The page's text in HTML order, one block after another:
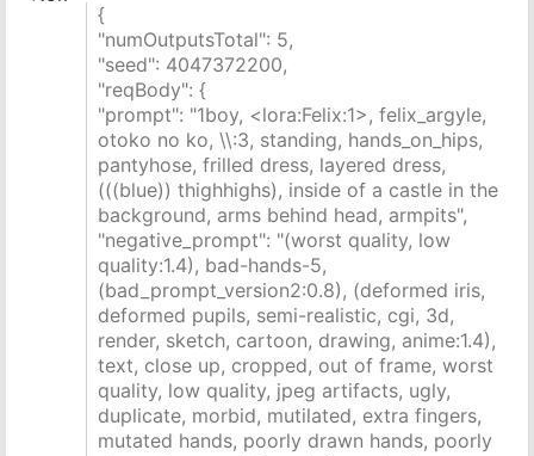
{
"numOutputsTotal": 5,
"seed": 4047372200,
"reqBody": {
"prompt": "1boy, <lora:Felix:1>, felix_argyle,
otoko no ko, \\:3, standing, hands_on_hips,
pantyhose, frilled dress, layered dress,
(((blue)) thighhighs), inside of a castle in the
background, arms behind head, armpits",
"negative_prompt": "(worst quality, low
quality:1.4), bad-hands-5,
(bad_prompt_version2:0.8), (deformed iris,
deformed pupils, semi-realistic, cgi, 3d,
render, sketch, cartoon, drawing, anime:1.4),
text, close up, cropped, out of frame, worst
quality, low quality, jpeg artifacts, ugly,
duplicate, morbid, mutilated, extra fingers,
mutated hands, poorly drawn hands, poorly